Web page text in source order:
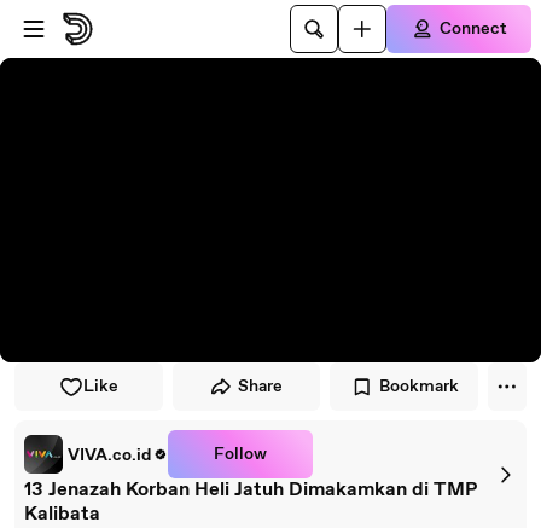
Skip to player
Skip to main content
Connect
Like Share Bookmark
VIVA.co.id Follow
13 Jenazah Korban Heli Jatuh Dimakamkan di TMP
Kalibata